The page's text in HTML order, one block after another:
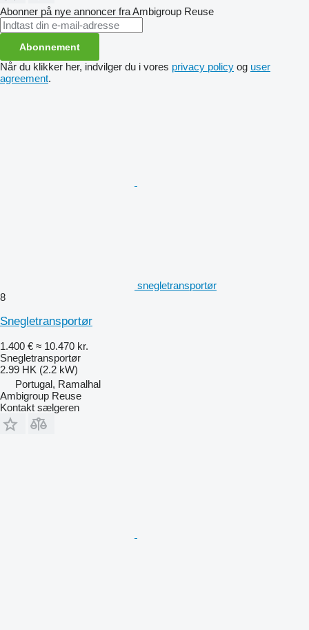
Abonner på nye annoncer fra Ambigroup Reuse
Abonnement
Når du klikker her, indvilger du i vores privacy policy og user
agreement.
snegletransportør
8
Snegletransportør
1.400 € ≈ 10.470 kr.
Snegletransportør
2.99 HK (2.2 kW)
Portugal, Ramalhal
Ambigroup Reuse
Kontakt sælgeren